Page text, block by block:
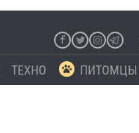
ТЕХНО ПИТОМЦЫ